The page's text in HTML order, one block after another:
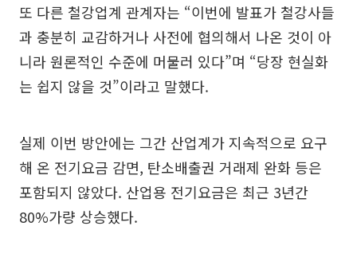
또 다른 철강업계 관계자는 “이번에 발표가 철강사들
과 충분히 교감하거나 사전에 협의해서 나온 것이 아
니라 원론적인 수준에 머물러 있다”며 “당장 현실화
는 쉽지 않을 것”이라고 말했다.
실제 이번 방안에는 그간 산업계가 지속적으로 요구
해 온 전기요금 감면, 탄소배출권 거래제 완화 등은
포함되지 않았다. 산업용 전기요금은 최근 3년간
80%가량 상승했다.